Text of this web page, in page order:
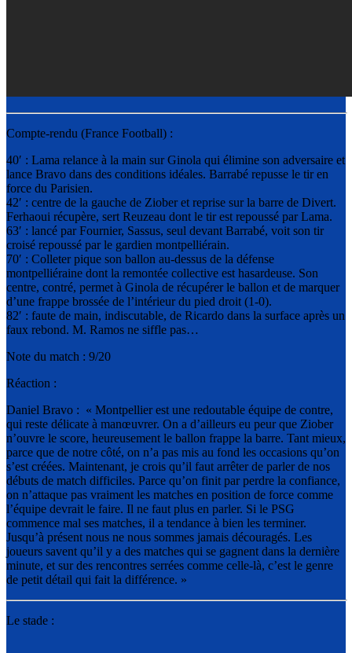
Compte-rendu (France Football) :
40′ : Lama relance à la main sur Ginola qui élimine son adversaire et
lance Bravo dans des conditions idéales. Barrabé repusse le tir en
force du Parisien.
42′ : centre de la gauche de Ziober et reprise sur la barre de Divert.
Ferhaoui récupère, sert Reuzeau dont le tir est repoussé par Lama.
63′ : lancé par Fournier, Sassus, seul devant Barrabé, voit son tir
croisé repoussé par le gardien montpelliérain.
70′ : Colleter pique son ballon au-dessus de la défense
montpelliéraine dont la remontée collective est hasardeuse. Son
centre, contré, permet à Ginola de récupérer le ballon et de marquer
d’une frappe brossée de l’intérieur du pied droit (1-0).
82′ : faute de main, indiscutable, de Ricardo dans la surface après un
faux rebond. M. Ramos ne siffle pas…
Note du match : 9/20
Réaction :
Daniel Bravo : « Montpellier est une redoutable équipe de contre,
qui reste délicate à manœuvrer. On a d’ailleurs eu peur que Ziober
n’ouvre le score, heureusement le ballon frappe la barre. Tant mieux,
parce que de notre côté, on n’a pas mis au fond les occasions qu’on
s’est créées. Maintenant, je crois qu’il faut arrêter de parler de nos
débuts de match difficiles. Parce qu’on finit par perdre la confiance,
on n’attaque pas vraiment les matches en position de force comme
l’équipe devrait le faire. Il ne faut plus en parler. Si le PSG
commence mal ses matches, il a tendance à bien les terminer.
Jusqu’à présent nous ne nous sommes jamais découragés. Les
joueurs savent qu’il y a des matches qui se gagnent dans la dernière
minute, et sur des rencontres serrées comme celle-là, c’est le genre
de petit détail qui fait la différence. »
Le stade :